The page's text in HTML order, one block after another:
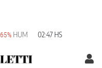
65% HUM 02:47 HS